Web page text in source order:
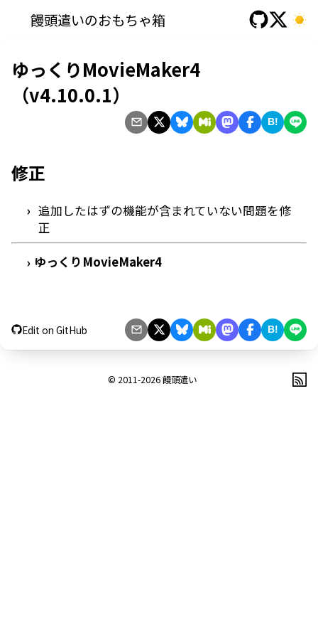
饅頭遣いのおもちゃ箱
ゆっくりMovieMaker4
（v4.10.0.1）
B!
修正
追加したはずの機能が含まれていない問題を修
正
› ゆっくりMovieMaker4
Edit on GitHub B!
© 2011-2026饅頭遣い